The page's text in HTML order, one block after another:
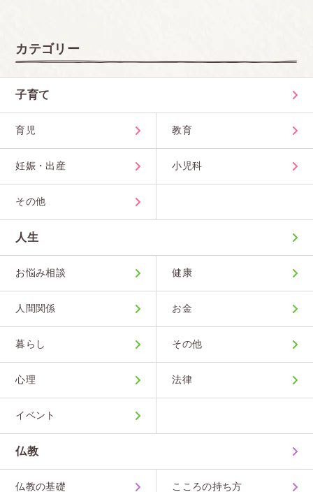
カテゴリー
子育て
育児 教育
妊娠・出産 小児科
その他
人生
お悩み相談 健康
人間関係 お金
暮らし その他
心理 法律
イベント
仏教
仏教の基礎 こころの持ち方